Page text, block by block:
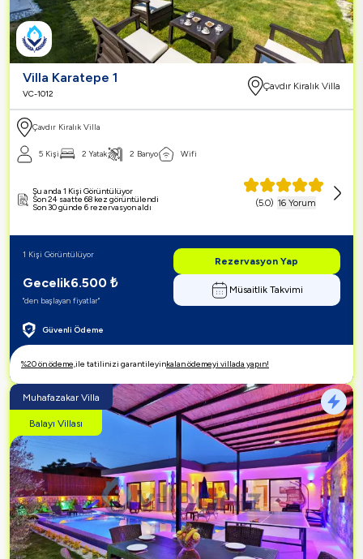
Villa Karatepe 1
VC-1012
Çavdır Kiralık Villa
Çavdır Kiralık Villa
5 Kişi 2 Yatak 2 Banyo Wifi
(5.0) 16 Yorum
Şu anda 1 Kişi Görüntülüyor
Son 24 saatte 68 kez görüntülendi
Son 30 günde 6 rezervasyon aldı
Güvenli Ödeme
Gecelik6.500 ₺
"den başlayan fiyatlar"
1 Kişi Görüntülüyor
Rezervasyon Yap
Müsaitlik Takvimi
%20 ön ödeme,ile tatilinizi garantileyinkalan ödemeyi villada yapın!
Muhafazakar Villa
Balayı Villası